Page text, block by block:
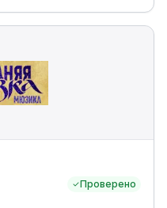
Проверено